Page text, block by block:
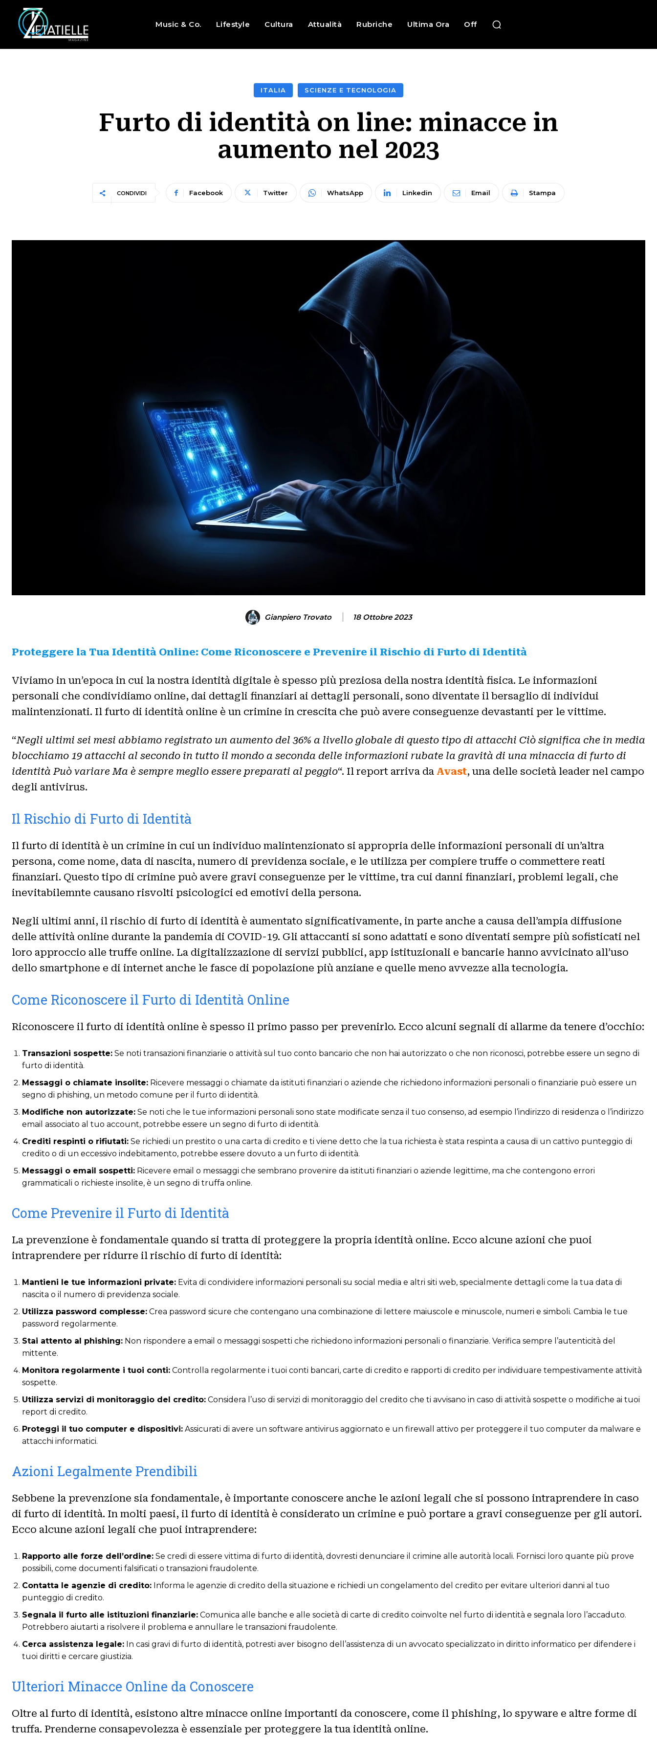
Music & Co. Lifestyle Cultura Attualità Rubriche Ultima Ora Off
ITALIA SCIENZE E TECNOLOGIA
Furto di identità on line: minacce in
aumento nel 2023
CONDIVIDI Facebook Twitter WhatsApp Linkedin Email Stampa
Gianpiero Trovato 18 Ottobre 2023
Proteggere la Tua Identità Online: Come Riconoscere e Prevenire il Rischio di Furto di Identità
Viviamo in un’epoca in cui la nostra identità digitale è spesso più preziosa della nostra identità fisica. Le informazioni
personali che condividiamo online, dai dettagli finanziari ai dettagli personali, sono diventate il bersaglio di individui
malintenzionati. Il furto di identità online è un crimine in crescita che può avere conseguenze devastanti per le vittime.
“Negli ultimi sei mesi abbiamo registrato un aumento del 36% a livello globale di questo tipo di attacchi Ciò significa che in media
blocchiamo 19 attacchi al secondo in tutto il mondo a seconda delle informazioni rubate la gravità di una minaccia di furto di
identità Può variare Ma è sempre meglio essere preparati al peggio“. Il report arriva da Avast, una delle società leader nel campo
degli antivirus.
Il Rischio di Furto di Identità
Il furto di identità è un crimine in cui un individuo malintenzionato si appropria delle informazioni personali di un’altra
persona, come nome, data di nascita, numero di previdenza sociale, e le utilizza per compiere truffe o commettere reati
finanziari. Questo tipo di crimine può avere gravi conseguenze per le vittime, tra cui danni finanziari, problemi legali, che
inevitabilemnte causano risvolti psicologici ed emotivi della persona.
Negli ultimi anni, il rischio di furto di identità è aumentato significativamente, in parte anche a causa dell’ampia diffusione
delle attività online durante la pandemia di COVID-19. Gli attaccanti si sono adattati e sono diventati sempre più sofisticati nel
loro approccio alle truffe online. La digitalizzazione di servizi pubblici, app istituzionali e bancarie hanno avvicinato all’uso
dello smartphone e di internet anche le fasce di popolazione più anziane e quelle meno avvezze alla tecnologia.
Come Riconoscere il Furto di Identità Online
Riconoscere il furto di identità online è spesso il primo passo per prevenirlo. Ecco alcuni segnali di allarme da tenere d’occhio:
Transazioni sospette: Se noti transazioni finanziarie o attività sul tuo conto bancario che non hai autorizzato o che non riconosci, potrebbe essere un segno di
furto di identità.
Messaggi o chiamate insolite: Ricevere messaggi o chiamate da istituti finanziari o aziende che richiedono informazioni personali o finanziarie può essere un
segno di phishing, un metodo comune per il furto di identità.
Modifiche non autorizzate: Se noti che le tue informazioni personali sono state modificate senza il tuo consenso, ad esempio l’indirizzo di residenza o l’indirizzo
email associato al tuo account, potrebbe essere un segno di furto di identità.
Crediti respinti o rifiutati: Se richiedi un prestito o una carta di credito e ti viene detto che la tua richiesta è stata respinta a causa di un cattivo punteggio di
credito o di un eccessivo indebitamento, potrebbe essere dovuto a un furto di identità.
Messaggi o email sospetti: Ricevere email o messaggi che sembrano provenire da istituti finanziari o aziende legittime, ma che contengono errori
grammaticali o richieste insolite, è un segno di truffa online.
Come Prevenire il Furto di Identità
La prevenzione è fondamentale quando si tratta di proteggere la propria identità online. Ecco alcune azioni che puoi
intraprendere per ridurre il rischio di furto di identità:
Mantieni le tue informazioni private: Evita di condividere informazioni personali su social media e altri siti web, specialmente dettagli come la tua data di
nascita o il numero di previdenza sociale.
Utilizza password complesse: Crea password sicure che contengano una combinazione di lettere maiuscole e minuscole, numeri e simboli. Cambia le tue
password regolarmente.
Stai attento al phishing: Non rispondere a email o messaggi sospetti che richiedono informazioni personali o finanziarie. Verifica sempre l’autenticità del
mittente.
Monitora regolarmente i tuoi conti: Controlla regolarmente i tuoi conti bancari, carte di credito e rapporti di credito per individuare tempestivamente attività
sospette.
Utilizza servizi di monitoraggio del credito: Considera l’uso di servizi di monitoraggio del credito che ti avvisano in caso di attività sospette o modifiche ai tuoi
report di credito.
Proteggi il tuo computer e dispositivi: Assicurati di avere un software antivirus aggiornato e un firewall attivo per proteggere il tuo computer da malware e
attacchi informatici.
Azioni Legalmente Prendibili
Sebbene la prevenzione sia fondamentale, è importante conoscere anche le azioni legali che si possono intraprendere in caso
di furto di identità. In molti paesi, il furto di identità è considerato un crimine e può portare a gravi conseguenze per gli autori.
Ecco alcune azioni legali che puoi intraprendere:
Rapporto alle forze dell’ordine: Se credi di essere vittima di furto di identità, dovresti denunciare il crimine alle autorità locali. Fornisci loro quante più prove
possibili, come documenti falsificati o transazioni fraudolente.
Contatta le agenzie di credito: Informa le agenzie di credito della situazione e richiedi un congelamento del credito per evitare ulteriori danni al tuo
punteggio di credito.
Segnala il furto alle istituzioni finanziarie: Comunica alle banche e alle società di carte di credito coinvolte nel furto di identità e segnala loro l’accaduto.
Potrebbero aiutarti a risolvere il problema e annullare le transazioni fraudolente.
Cerca assistenza legale: In casi gravi di furto di identità, potresti aver bisogno dell’assistenza di un avvocato specializzato in diritto informatico per difendere i
tuoi diritti e cercare giustizia.
Ulteriori Minacce Online da Conoscere
Oltre al furto di identità, esistono altre minacce online importanti da conoscere, come il phishing, lo spyware e altre forme di
truffa. Prenderne consapevolezza è essenziale per proteggere la tua identità online.